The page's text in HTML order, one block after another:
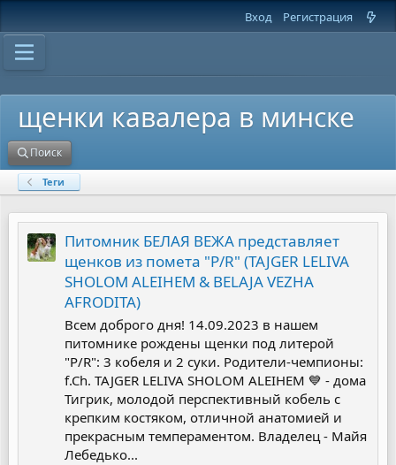
Вход Регистрация
щенки кавалера в минске
Поиск
Теги
Питомник БЕЛАЯ ВЕЖА представляет
щенков из помета "Р/R" (TAJGER LELIVA
SHOLOM ALEIHEM & BELAJA VEZHA
AFRODITA)
Всем доброго дня! 14.09.2023 в нашем
питомнике рождены щенки под литерой
"Р/R": 3 кобеля и 2 суки. Родители-чемпионы:
f.Ch. TAJGER LELIVA SHOLOM ALEIHEM 💙 - дома
Тигрик, молодой перспективный кобель с
крепким костяком, отличной анатомией и
прекрасным темпераментом. Владелец - Майя
Лебедько...